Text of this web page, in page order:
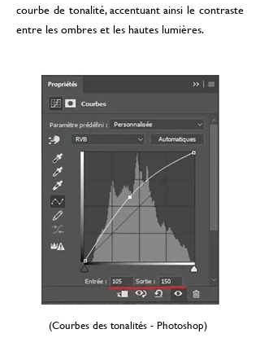
courbe de tonalité, accentuant ainsi le contraste
entre les ombres et les hautes lumières.
(Courbes des tonalités - Photoshop)